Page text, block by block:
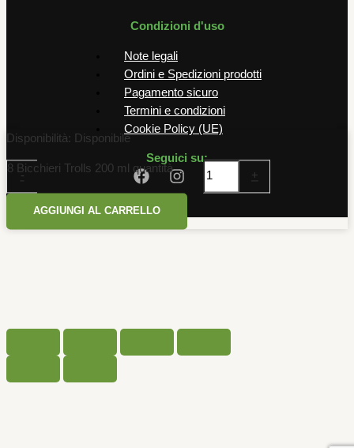
Condizioni d'uso
Note legali
Ordini e Spedizioni prodotti
Pagamento sicuro
Termini e condizioni
Cookie Policy (UE)
Seguici su:
Disponibilità: Disponibile
-
8 Bicchieri Trolls 200 ml quantità
+
AGGIUNGI AL CARRELLO